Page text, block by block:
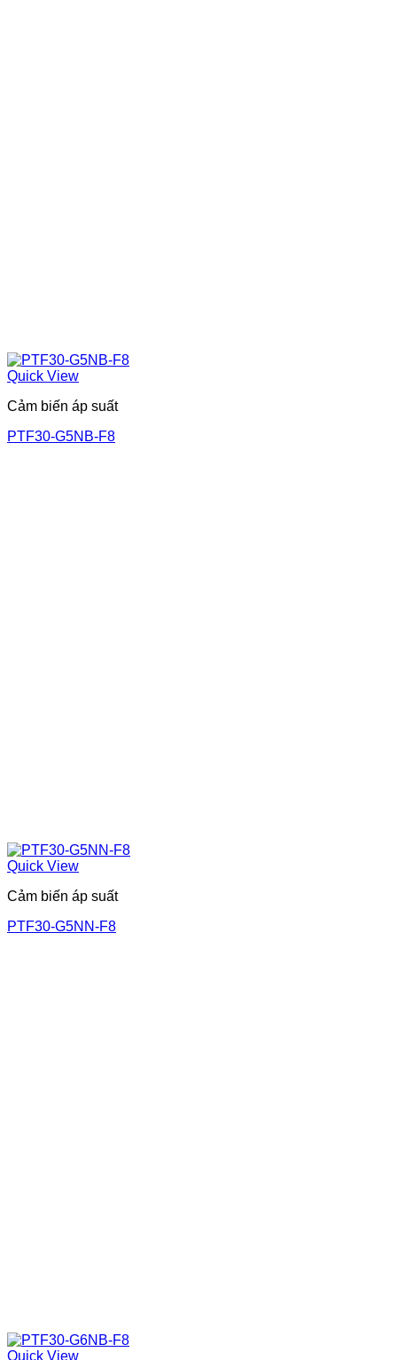
Quick View
Cảm biến áp suất
PTF30-G5NB-F8
Quick View
Cảm biến áp suất
PTF30-G5NN-F8
Quick View